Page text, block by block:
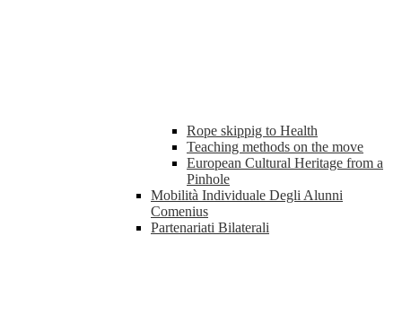
Rope skippig to Health
Teaching methods on the move
European Cultural Heritage from a
Pinhole
Mobilità Individuale Degli Alunni
Comenius
Partenariati Bilaterali